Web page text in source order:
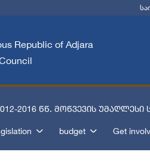
Republic of Adjara
2016 წწ. მოწვევის უმაღლესი
budget Get